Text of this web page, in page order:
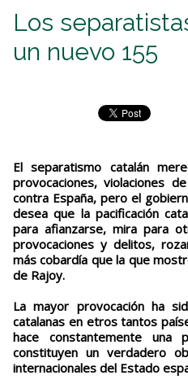
Los
un nuevo 155
El separatismo catalán
provocaciones, violaciones
contra España, pero el
desea que la pacificación
para afianzarse, mira para
provocaciones y delitos,
más cobardía que la que
de Rajoy.
La mayor provocación ha
catalanas en etros tantos
hace constantemente una
constituyen un verdadero
internacionales del Estado